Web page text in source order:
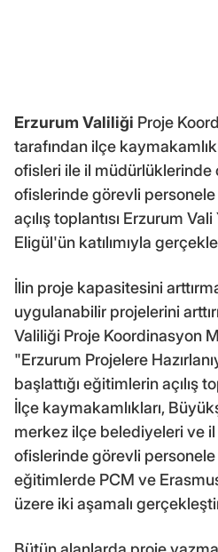
Erzurum Valiliği Proje
tarafından ilçe
ofisleri ile il müdürlüklerinde
ofislerinde görevli
açılış toplantısı Erzurum
Eligül'ün katılımıyla
İlin proje kapasitesini
uygulanabilir projelerini
Valiliği Proje Koordinasyon
"Erzurum Projelere
başlattığı eğitimlerin açılış
İlçe kaymakamlıkları,
merkez ilçe belediyeleri ve
ofislerinde görevli
eğitimlerde PCM ve
üzere iki aşamalı